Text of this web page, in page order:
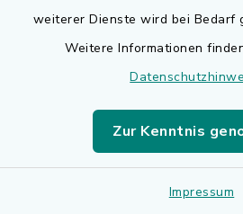
weiterer Dienste wird bei Bedarf
Weitere Informationen
Zur Kenntnis
Impressum
Zanderweg 22,
Adelsdorf
Böhm, Stephen,